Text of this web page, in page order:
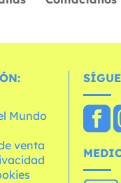
Mundo
venta